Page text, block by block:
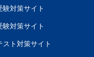
験対策サイト
験対策サイト
スト対策サイト